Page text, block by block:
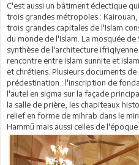
C'est aussi un bâtiment éclectique
trois grandes métropoles : Kairouan,
trois grandes capitales de l'Islam
du monde de l'Islam. La mosquée
synthèse de l'architecture
rencontre entre islam sunnite et
et chrétiens. Plusieurs documents
prédestination : l'inscription de
l'autel en sigma sur la façade
la salle de prière, les chapiteaux
relief en forme de mihrab dans le
Hammū mais aussi celles de